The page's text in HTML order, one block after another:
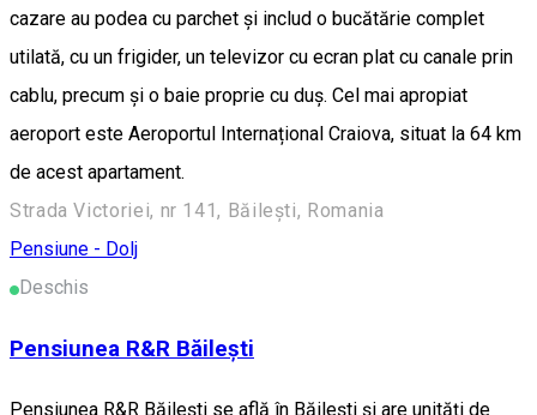
cazare au podea cu parchet și includ o bucătărie complet
utilată, cu un frigider, un televizor cu ecran plat cu canale prin
cablu, precum și o baie proprie cu duș. Cel mai apropiat
aeroport este Aeroportul Internațional Craiova, situat la 64 km
de acest apartament.
Strada Victoriei, nr 141, Băilești, Romania
Pensiune - Dolj
Deschis
Pensiunea R&R Băilești
Pensiunea R&R Băilești se află în Băileşti și are unități de